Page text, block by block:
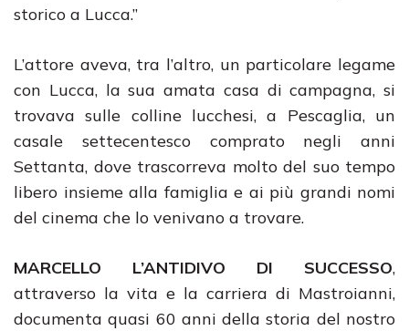
storico a Lucca.”
L’attore aveva, tra l’altro, un particolare legame
con Lucca, la sua amata casa di campagna, si
trovava sulle colline lucchesi, a Pescaglia, un
casale settecentesco comprato negli anni
Settanta, dove trascorreva molto del suo tempo
libero insieme alla famiglia e ai più grandi nomi
del cinema che lo venivano a trovare.
MARCELLO L’ANTIDIVO DI SUCCESSO,
attraverso la vita e la carriera di Mastroianni,
documenta quasi 60 anni della storia del nostro